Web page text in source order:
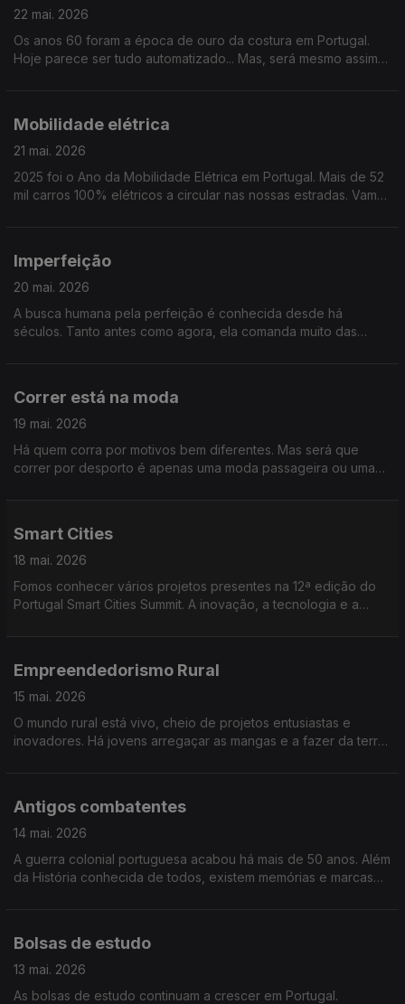
22 mai. 2026
Os anos 60 foram a época de ouro da costura em Portugal.
Hoje parece ser tudo automatizado... Mas, será mesmo assim?
Mobilidade elétrica
21 mai. 2026
2025 foi o Ano da Mobilidade Elétrica em Portugal. Mais de 52
mil carros 100% elétricos a circular nas nossas estradas. Vamos
Imperfeição
20 mai. 2026
A busca humana pela perfeição é conhecida desde há
séculos. Tanto antes como agora, ela comanda muito das
Correr está na moda
19 mai. 2026
Há quem corra por motivos bem diferentes. Mas será que
correr por desporto é apenas uma moda passageira ou uma
Smart Cities
18 mai. 2026
Fomos conhecer vários projetos presentes na 12ª edição do
Portugal Smart Cities Summit. A inovação, a tecnologia e a
do futuro.
Empreendedorismo Rural
15 mai. 2026
O mundo rural está vivo, cheio de projetos entusiastas e
inovadores. Há jovens arregaçar as mangas e a fazer da terra
Antigos combatentes
14 mai. 2026
A guerra colonial portuguesa acabou há mais de 50 anos. Além
da História conhecida de todos, existem memórias e marcas
Bolsas de estudo
13 mai. 2026
As bolsas de estudo continuam a crescer em Portugal.